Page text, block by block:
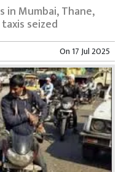
in Mumbai, Thane,
seized
On 17 Jul 2025